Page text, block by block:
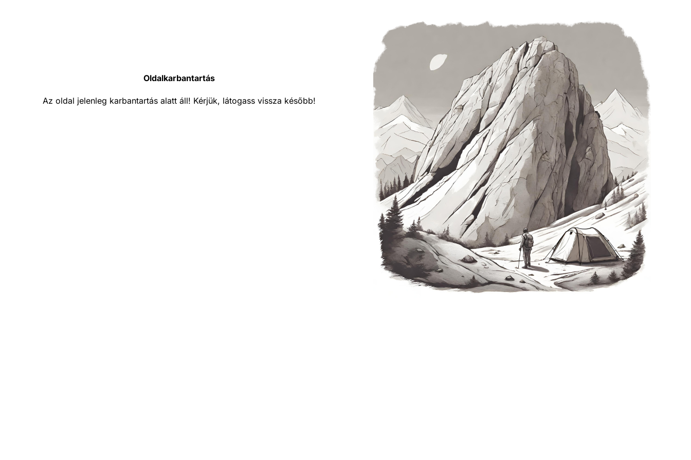
Oldalkarbantartás
Az oldal jelenleg karbantartás alatt áll! Kérjük, látogass vissza később!